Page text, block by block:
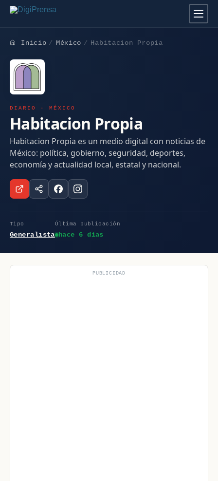
Inicio México Habitacion Propia
DIARIO · MÉXICO
Habitacion Propia
Habitacion Propia es un medio digital con noticias de
México: política, gobierno, seguridad, deportes,
economía y actualidad local, estatal y nacional.
Tipo
Generalista
Última publicación
hace 6 días
PUBLICIDAD